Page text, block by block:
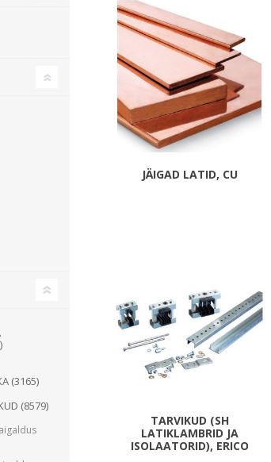
JÄIGAD LATID, CU
TARVIKUD (SH
LATIKLAMBRID JA
ISOLAATORID), ERICO
(3165)
(8579)